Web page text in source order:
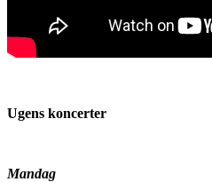
Ugens koncerter
Mandag